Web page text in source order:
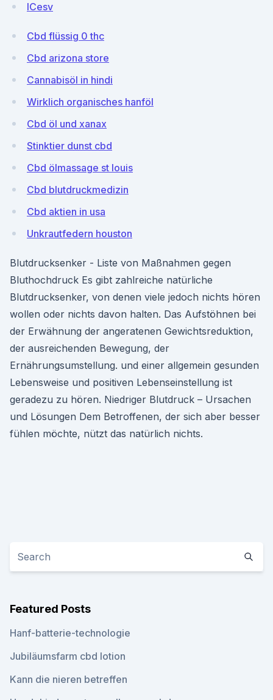
ICesv
Cbd flüssig 0 thc
Cbd arizona store
Cannabisöl in hindi
Wirklich organisches hanföl
Cbd öl und xanax
Stinktier dunst cbd
Cbd ölmassage st louis
Cbd blutdruckmedizin
Cbd aktien in usa
Unkrautfedern houston
Blutdrucksenker - Liste von Maßnahmen gegen
Bluthochdruck Es gibt zahlreiche natürliche
Blutdrucksenker, von denen viele jedoch nichts hören
wollen oder nichts davon halten. Das Aufstöhnen bei
der Erwähnung der angeratenen Gewichtsreduktion,
der ausreichenden Bewegung, der
Ernährungsumstellung. und einer allgemein gesunden
Lebensweise und positiven Lebenseinstellung ist
geradezu zu hören. Niedriger Blutdruck – Ursachen
und Lösungen Dem Betroffenen, der sich aber besser
fühlen möchte, nützt das natürlich nichts.
Featured Posts
Hanf-batterie-technologie
Jubiläumsfarm cbd lotion
Kann die nieren betreffen